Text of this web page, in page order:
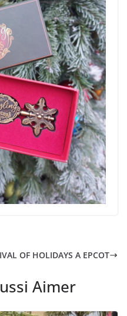
OF HOLIDAYS A EPCOT
Aimer